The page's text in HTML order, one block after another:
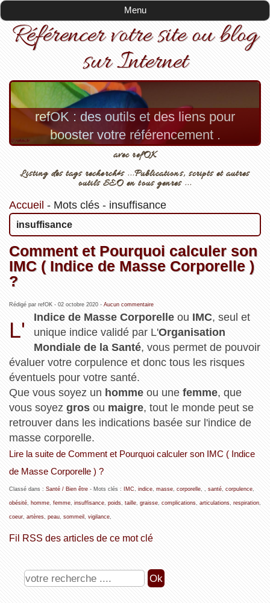
Menu
Référencer votre site ou blog
sur Internet
refOK : des outils et des liens pour
booster votre référencement .
avec refOK
Listing des tags recherchés ...Publications, scripts et autres
outils SEO en tous genres ...
Accueil - Mots clés- insuffisance
insuffisance
Comment et Pourquoi calculer son
IMC ( Indice de Masse Corporelle )
?
Rédigé par refOK - 02 octobre 2020- Aucun commentaire
L'
Indice de Masse Corporelle ou IMC, seul et
unique indice validé par L'Organisation
Mondiale de la Santé, vous permet de pouvoir
évaluer votre corpulence et donc tous les risques
éventuels pour votre santé.
Que vous soyez un hommeou une femme, que
vous soyez grosou maigre, tout le monde peut se
retrouver dans les indications basée sur l'indice de
masse corporelle.
Lire la suite de Comment et Pourquoi calculer son IMC ( Indice
de Masse Corporelle ) ?
Classé dans : Santé / Bien être- Mots clés : IMC indice, masse, corporelle, santé, corpulence,
obésité, homme, femme, insuffisance, poids, taille, graisse, complications, articulations, respiration,
coeur, artères, peau, sommeil vigilance,
Fil RSS des articles de ce mot clé